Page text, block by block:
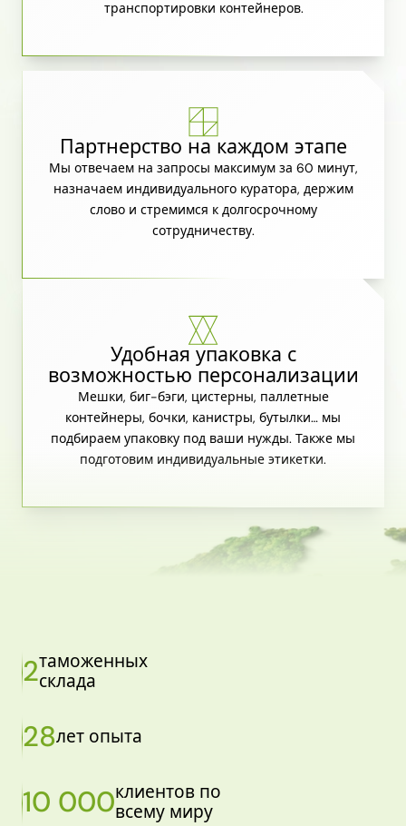
транспортировки контейнеров.
Партнерство на каждом этапе
Мы отвечаем на запросы максимум за 60 минут,
назначаем индивидуального куратора, держим
слово и стремимся к долгосрочному
сотрудничеству.
Удобная упаковка с
возможностью персонализации
Мешки, биг-бэги, цистерны, паллетные
контейнеры, бочки, канистры, бутылки… мы
подбираем упаковку под ваши нужды. Также мы
подготовим индивидуальные этикетки.
2таможенных
склада
28лет опыта
10 000клиентов по
всему миру